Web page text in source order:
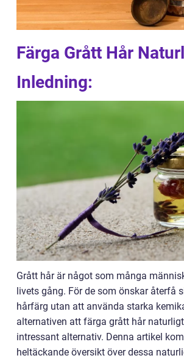
Färga Grått Hår
Inledning:
Grått hår är något som många
livets gång. För de som önskar återfå
hårfärg utan att använda starka
alternativen att färga grått hår
intressant alternativ. Denna artikel
heltäckande översikt över dessa